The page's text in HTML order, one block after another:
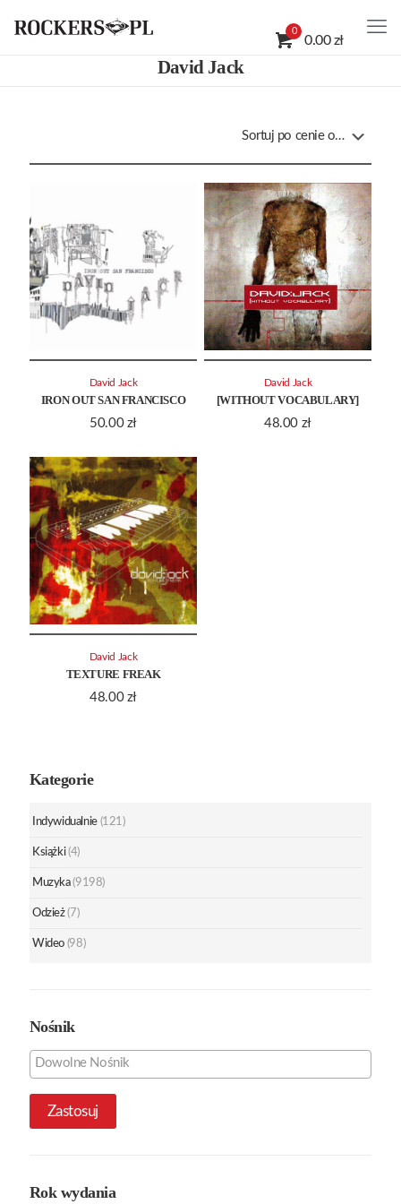
0
0.00 zł
David Jack
IRON OUT SAN FRANCISCO
50.00 zł
David Jack
[WITHOUT VOCABULARY]
48.00 zł
David Jack
TEXTURE FREAK
48.00 zł
David Jack
Kategorie
Indywidualnie (121)
Książki (4)
Muzyka (9198)
Odzież (7)
Wideo (98)
Nośnik
Zastosuj
Rok wydania